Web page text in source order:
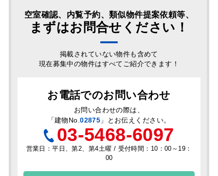
空室確認、内覧予約、類似物件提案依頼等、
まずはお問合せください！
掲載されていない物件も含めて
現在募集中の物件はすべてご紹介できます！
お電話でのお問い合わせ
お問い合わせの際は、
「建物No.02875 」とお伝えください。
03-5468-6097
営業日：平日、第2、第4土曜 / 受付時間：10：00～19：
00